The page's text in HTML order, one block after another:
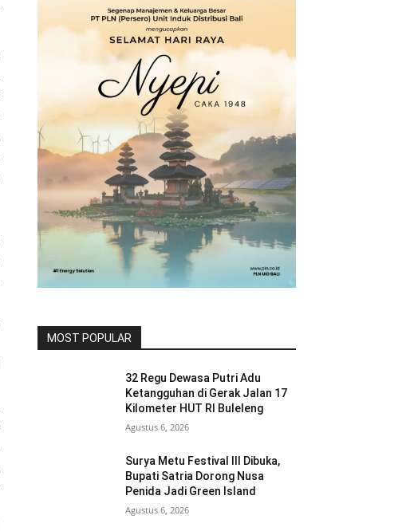
MOST POPULAR
32 Regu Dewasa Putri Adu
Ketangguhan di Gerak Jalan 17
Kilometer HUT RI Buleleng
Agustus 6, 2026
Surya Metu Festival III Dibuka,
Bupati Satria Dorong Nusa
Penida Jadi Green Island
Agustus 6, 2026